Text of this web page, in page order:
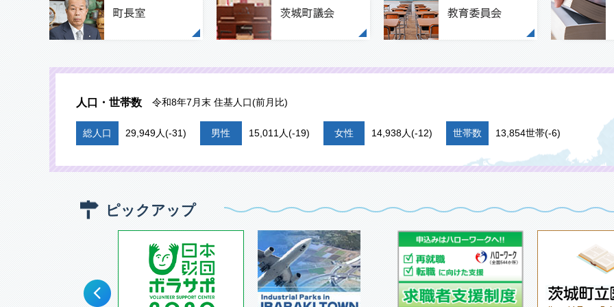
人口・世帯数 令和8年7月末 住基人口(前月比)
総人口 29,949人(-31) 男性 15,011人(-19) 女性 14,938人(-12) 世帯数 13,854世帯(-6)
ピックアップ